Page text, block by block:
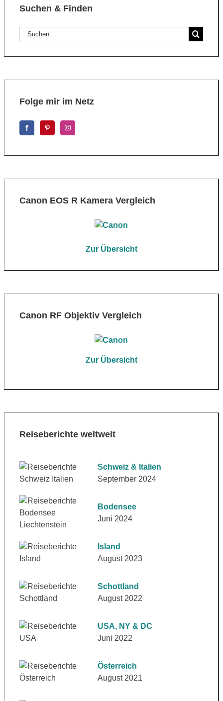
Suchen & Finden
Suche
Folge mir im Netz
Canon EOS R Kamera Vergleich
Zur Übersicht
Canon RF Objektiv Vergleich
Zur Übersicht
Reiseberichte weltweit
Schweiz & Italien
September 2024
Bodensee
Juni 2024
Island
August 2023
Schottland
August 2022
USA, NY & DC
Juni 2022
Österreich
August 2021